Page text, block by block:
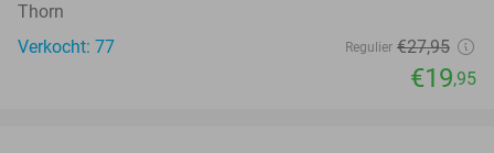
Thorn
Verkocht: 77
Regulier €27,95
€19,95